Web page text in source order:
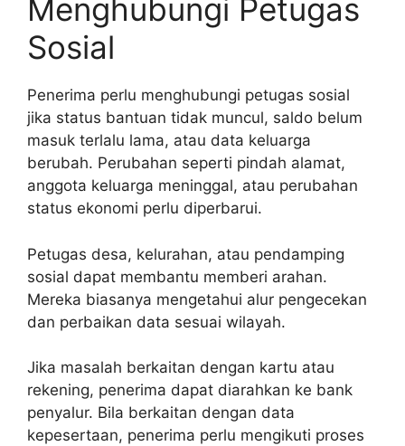
Menghubungi Petugas
Sosial
Penerima perlu menghubungi petugas sosial
jika status bantuan tidak muncul, saldo belum
masuk terlalu lama, atau data keluarga
berubah. Perubahan seperti pindah alamat,
anggota keluarga meninggal, atau perubahan
status ekonomi perlu diperbarui.
Petugas desa, kelurahan, atau pendamping
sosial dapat membantu memberi arahan.
Mereka biasanya mengetahui alur pengecekan
dan perbaikan data sesuai wilayah.
Jika masalah berkaitan dengan kartu atau
rekening, penerima dapat diarahkan ke bank
penyalur. Bila berkaitan dengan data
kepesertaan, penerima perlu mengikuti proses